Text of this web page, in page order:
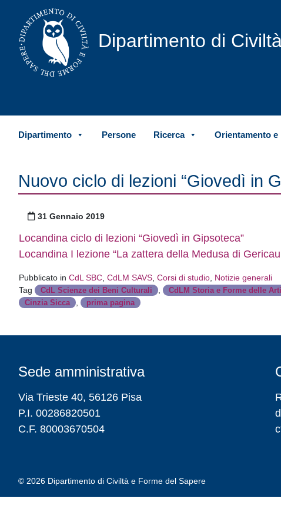
Vai al contenuto
Dipartimento di
Dipartimento Persone Ricerca Orientamento e
Nuovo ciclo di lezioni “Giovedì in
Pubblicato il
31 Gennaio 2019
Locandina ciclo di lezioni “Giovedì in Gipsoteca”
Locandina I lezione “La zattera della Medusa di
Pubblicato in CdL SBC, CdLM SAVS, Corsi di studio, Notizie generali
Tag
CdL Scienze dei Beni Culturali , CdLM Storia e Forme delle
Cinzia Sicca , prima pagina
Sede amministrativa
Via Trieste 40, 56126 Pisa
P.I. 00286820501
C.F. 80003670504
© 2026 Dipartimento di Civiltà e Forme del Sapere